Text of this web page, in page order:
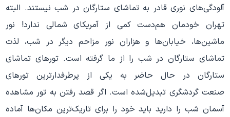
آلودگی‌های نوری قادر به تماشای ستارگان در شب نیستند. البته
تهران خودمان هم‌دست کمی از آمریکای شمالی ندارد! نور
ماشین‌ها، خیابان‌ها و هزاران نور مزاحم دیگر در شب، لذت
تماشای ستارگان در شب را از ما گرفته است. تورهای تماشای
ستارگان در حال حاضر به یکی از پرطرفدارترین تورهای
صنعت گردشگری تبدیل‌شده است. اگر قصد رفتن به تور مشاهده
آسمان شب را دارید باید خود را برای تاریک‌ترین مکان‌ها آماده